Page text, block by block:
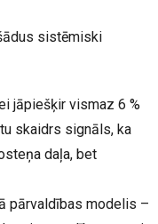
sistēmiski
jāpiešķir vismaz 6 %
skaidrs signāls, ka
daļa, bet
pārvaldības modelis –